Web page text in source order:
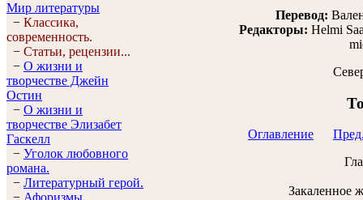
Мир литературы
− Классика,
современность.
− Статьи, рецензии...
− О жизни и
творчестве Джейн
Остин
− О жизни и
творчестве Элизабет
Гaскелл
− Уголок любовного
романа.
− Литературный герой.
− Афоризмы.
Перевод:
Редакторы: Helmi
Оглавление
Закаленное